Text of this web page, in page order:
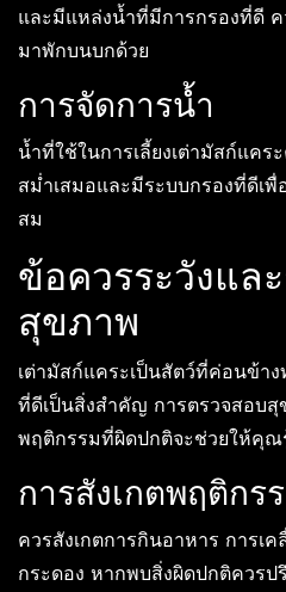
และมีแหล่งน้ำที่มีการกรองที่ดี
มาพักบนบกด้วย
การจัดการน้ำ
น้ำที่ใช้ในการเลี้ยงเต่ามัสก์แคร
สม่ำเสมอและมีระบบกรองที่ดีเ
สม
ข้อควรระวังแล
สุขภาพ
เต่ามัสก์แคระเป็นสัตว์ที่ค่อนข้า
ที่ดีเป็นสิ่งสำคัญ การตรวจสอบสุ
พฤติกรรมที่ผิดปกติจะช่วยให้คุ
การสังเกตพฤติกร
ควรสังเกตการกินอาหาร การเ
กระดอง หากพบสิ่งผิดปกติควร